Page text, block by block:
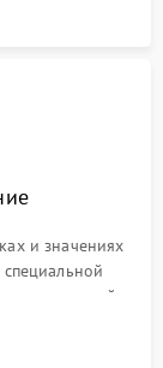
и значениях
встроенной